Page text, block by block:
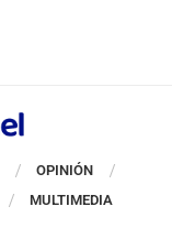
OPINIÓN
MULTIMEDIA